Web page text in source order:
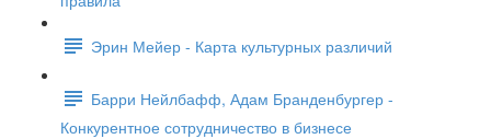
Эрин Мейер - Карта культурных различий
Барри Нейлбафф, Адам Бранденбургер -
Конкурентное сотрудничество в бизнесе